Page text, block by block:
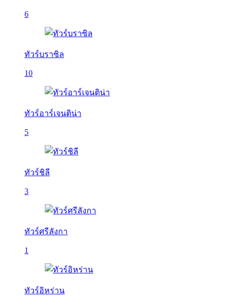
6
ทัวร์บราซิล
10
ทัวร์อาร์เจนติน่า
5
ทัวร์ชิลี
3
ทัวร์ศรีลังกา
1
ทัวร์อิหร่าน